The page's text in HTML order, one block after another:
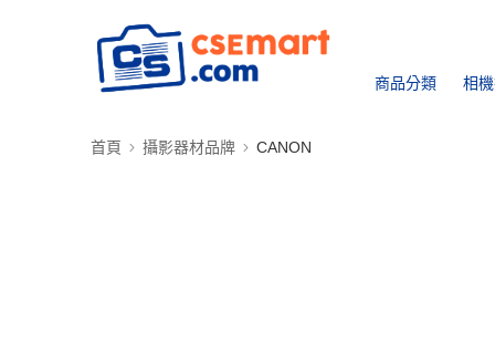
商品分類 相
首頁 攝影器材品牌 CANON